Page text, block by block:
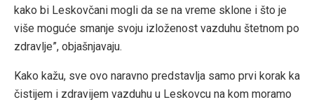
kako bi Leskovčani mogli da se na vreme sklone i što je
više moguće smanje svoju izloženost vazduhu štetnom po
zdravlje”, objašnjavaju.
Kako kažu, sve ovo naravno predstavlja samo prvi korak ka
čistijem i zdravijem vazduhu u Leskovcu na kom moramo